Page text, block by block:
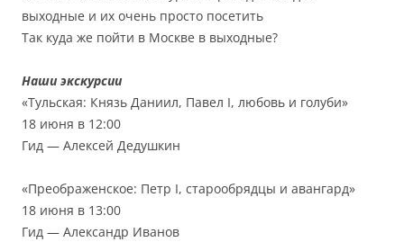
выходные и их очень просто посетить
Так куда же пойти в Москве в выходные?
Наши экскурсии
«Тульская: Князь Даниил, Павел I, любовь и голуби»
18 июня в 12:00
Гид — Алексей Дедушкин
«Преображенское: Петр I, старообрядцы и авангард»
18 июня в 13:00
Гид — Александр Иванов